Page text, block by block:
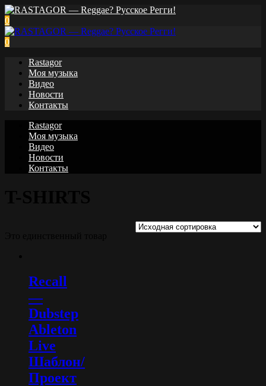
0
0
Rastagor
Моя музыка
Видео
Новости
Контакты
Rastagor
Моя музыка
Видео
Новости
Контакты
Recall
—
Dubstep
Ableton
Live
Шаблон/
Проект